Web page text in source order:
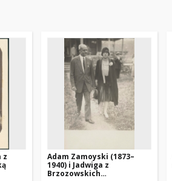
z
Adam Zamoyski (1873–
1940) i Jadwiga z
Brzozowskich